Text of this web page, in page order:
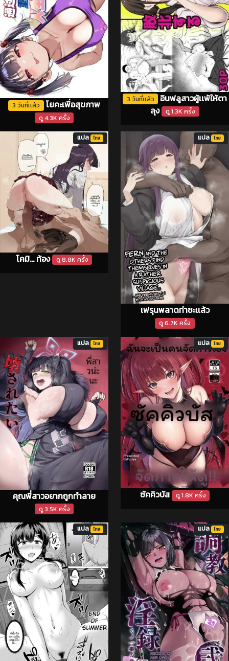
3 วันที่เเล้ว โยคะเพื่อสุขภาพ
ดู 4.3K ครั้ง
3 วันที่เเล้ว
อินฟลูสาวผู้เเพ้ให้ตา
ลุง ดู 1.3K ครั้ง
โคมิ... ท้อง ดู 8.8K ครั้ง
แปล ไทย
เฟรุนพลาดท่าซะเเล้ว
ดู 6.7K ครั้ง
แปล ไทย
คุณพี่สาวอยากถูกทำลาย
ดู 3.5K ครั้ง
แปล ไทย
ซัคคิวบัส ดู 1.8K ครั้ง
แปล ไทย
แปล ไทย แปล ไทย